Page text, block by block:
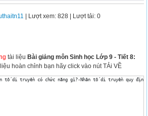
| Lượt xem: 828 | Lượt tải: 0
tài liệuBài giảng môn Sinh học Lớp 9 - Tiết 8:
liệu hoàn chỉnh bạn hãy click vào nút TẢi VỀ